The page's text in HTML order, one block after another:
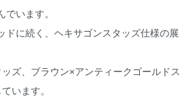
でいます。
ドに続く、ヘキサゴンスタッズ仕様の展
ズ、ブラウン×アンティークゴールドス
います。